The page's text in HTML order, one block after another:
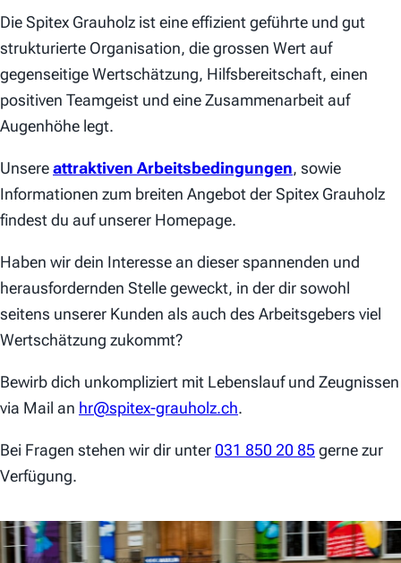
Die Spitex Grauholz ist eine effizient geführte und gut
strukturierte Organisation, die grossen Wert auf
gegenseitige Wertschätzung, Hilfsbereitschaft, einen
positiven Teamgeist und eine Zusammenarbeit auf
Augenhöhe legt.
Unsereattraktiven Arbeitsbedingungen, sowie
Informationen zum breiten Angebot der Spitex Grauholz
findest du auf unserer Homepage.
Haben wir dein Interesse an dieser spannenden und
herausfordernden Stelle geweckt, in der dir sowohl
seitens unserer Kunden als auch des Arbeitsgebers viel
Wertschätzung zukommt?
Bewirb dich unkompliziert mit Lebenslauf und Zeugnissen
via Mail an hr@spitex-grauholz.ch.
Bei Fragen stehen wir dir unter 031 850 20 85 gerne zur
Verfügung.